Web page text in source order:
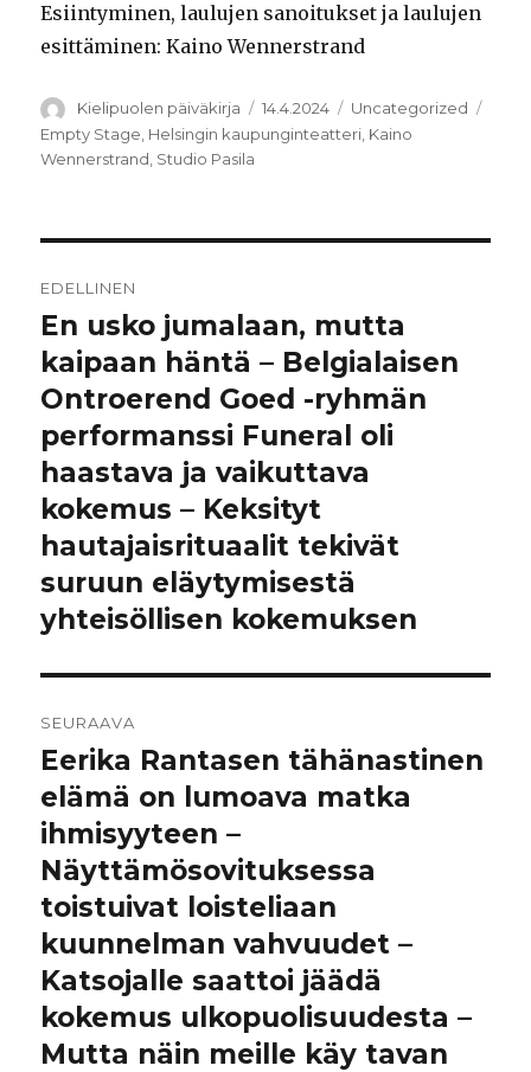
Esiintyminen, laulujen sanoitukset ja laulujen
esittäminen: Kaino Wennerstrand
Kirjoittaja
Kielipuolen päiväkirja Julkaistu
14.4.2024 Kategoriat
Uncategorized
Empty Stage Helsingin kaupunginteatteri Kaino
Wennerstrand Studio Pasila
selaus
EDELLINEN
Edellinen
artikkeli:
En usko jumalaan, mutta
kaipaan häntä – Belgialaisen
Ontroerend Goed -ryhmän
performanssi Funeral oli
haastava ja vaikuttava
kokemus – Keksityt
hautajaisrituaalit tekivät
suruun eläytymisestä
yhteisöllisen kokemuksen
SEURAAVA
Seuraava
artikkeli:
Eerika Rantasen tähänastinen
elämä on lumoava matka
ihmisyyteen –
Näyttämösovituksessa
toistuivat loisteliaan
kuunnelman vahvuudet –
Katsojalle saattoi jäädä
kokemus ulkopuolisuudesta –
Mutta näin meille käy tavan